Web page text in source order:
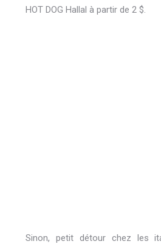
HOT DOG Hallal à partir de 2 $.
Sinon, petit détour chez les